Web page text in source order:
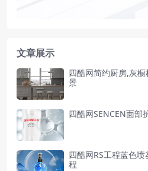
文章展示
四酷网简约厨房,灰
景
四酷网SENCEN面部
四酷网RS工程蓝色
程